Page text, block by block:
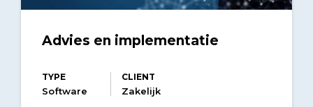
Advies en implementatie
TYPE
Software
CLIENT
Zakelijk